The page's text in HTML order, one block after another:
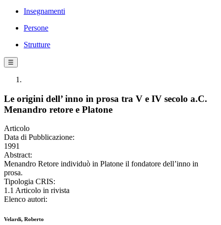
Insegnamenti
Persone
Strutture
☰
Le origini dell’ inno in prosa tra V e IV secolo a.C.
Menandro retore e Platone
Articolo
Data di Pubblicazione:
1991
Abstract:
Menandro Retore individuò in Platone il fondatore dell’inno in
prosa.
Tipologia CRIS:
1.1 Articolo in rivista
Elenco autori:
Velardi, Roberto